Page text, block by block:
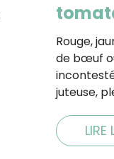
Rouge,
de bœuf
juteuse,
LIRE